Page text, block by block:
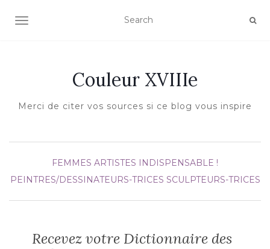
AFFICHER/MASQUER LA NAVIGATION
Couleur XVIIIe
Merci de citer vos sources si ce blog vous inspire
FEMMES ARTISTES INDISPENSABLE !
PEINTRES/DESSINATEURS-TRICES SCULPTEURS-TRICES
Recevez votre Dictionnaire des